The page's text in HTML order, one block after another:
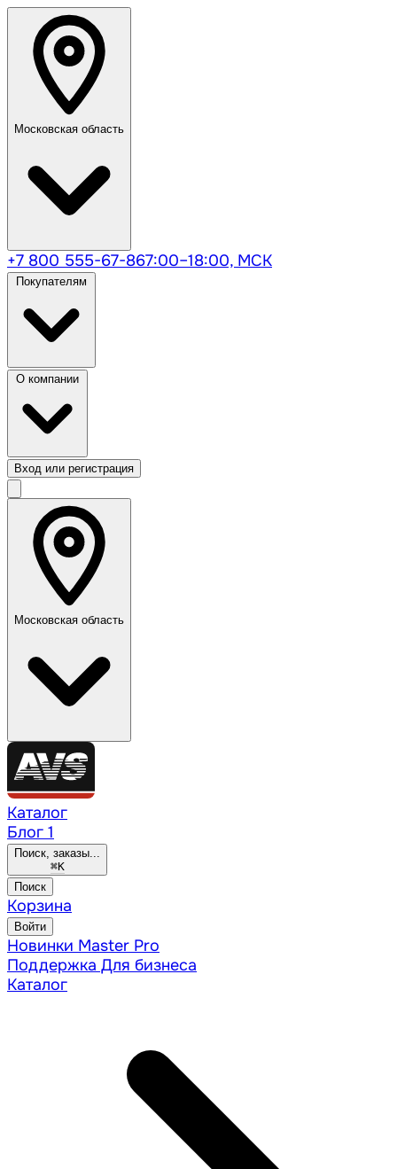
Московская область
+7 800 555-67-867:00–18:00, МСК
Вход или регистрация
Московская область
Каталог
Блог 1
Поиск, заказы...
⌘K
Поиск
Корзина
Войти
Новинки Master Pro
Поддержка Для бизнеса
Каталог